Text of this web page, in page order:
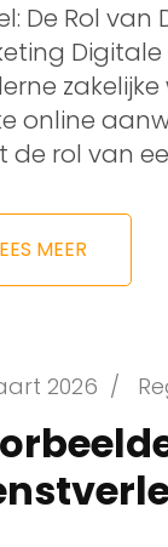
De Rol
online
de rol van
MEER
2026 /